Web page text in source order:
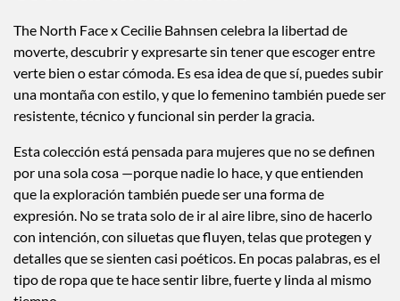
La moda también puede
escalar montañas.
The North Face x Cecilie Bahnsen celebra la libertad de
moverte, descubrir y expresarte sin tener que escoger entre
verte bien o estar cómoda. Es esa idea de que sí, puedes subir
una montaña con estilo, y que lo femenino también puede ser
resistente, técnico y funcional sin perder la gracia.
Esta colección está pensada para mujeres que no se definen
por una sola cosa —porque nadie lo hace, y que entienden
que la exploración también puede ser una forma de
expresión. No se trata solo de ir al aire libre, sino de hacerlo